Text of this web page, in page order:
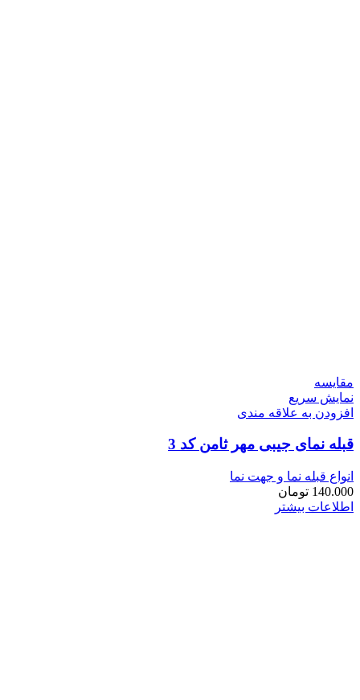
مقايسه
نمایش سریع
افزودن به علاقه مندی
قبله نمای جیبی مهر ثامن کد 3
انواع قبله نما و جهت نما
140.000 تومان
اطلاعات بیشتر